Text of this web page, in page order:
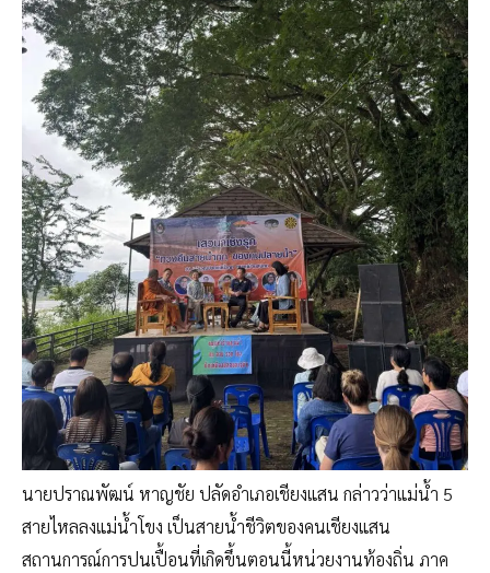
นายปราณพัฒน์ หาญชัย ปลัดอำเภอเชียงแสน กล่าวว่าแม่น้ำ 5
สายไหลลงแม่น้ำโขง เป็นสายน้ำชีวิตของคนเชียงแสน
สถานการณ์การปนเปื้อนที่เกิดขึ้นตอนนี้หน่วยงานท้องถิ่น ภาค